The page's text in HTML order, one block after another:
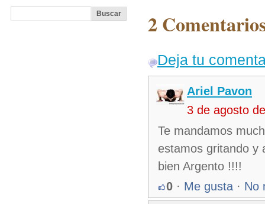
2
Deja tu
Ariel Pavon
3 de agosto
Te mandamos
estamos gritando y
bien Argento !!!!
0 · Me gusta · No